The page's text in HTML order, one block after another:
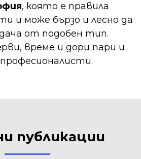
, която е правила
и може бързо и лесно да
от подобен тип.
време и дори пари и
публикации